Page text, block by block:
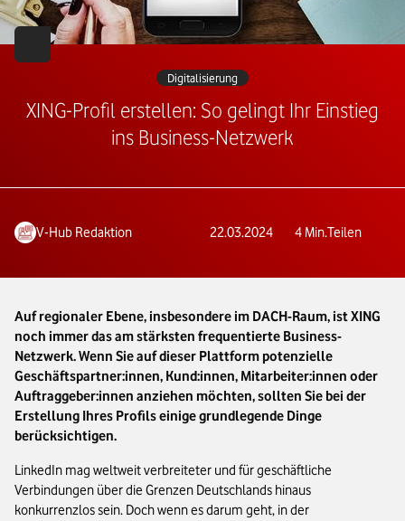
Digitalisierung
XING-Profil erstellen: So gelingt Ihr Einstieg
ins Business-Netzwerk
V-Hub Redaktion 22.03.2024 4 Min.Teilen
Auf regionaler Ebene, insbesondere im DACH-Raum, ist XING
noch immer das am stärksten frequentierte Business-
Netzwerk. Wenn Sie auf dieser Plattform potenzielle
Geschäftspartner:innen, Kund:innen, Mitarbeiter:innen oder
Auftraggeber:innen anziehen möchten, sollten Sie bei der
Erstellung Ihres Profils einige grundlegende Dinge
berücksichtigen.
LinkedIn mag weltweit verbreiteter und für geschäftliche
Verbindungen über die Grenzen Deutschlands hinaus
konkurrenzlos sein. Doch wenn es darum geht, in der